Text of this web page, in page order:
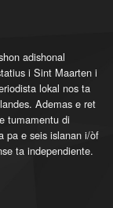
adishonal
i Sint Maarten i
lokal nos ta
Ademas e ret
tumamentu di
pa e seis islanan i/òf
ta independiente.